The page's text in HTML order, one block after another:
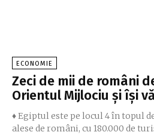
ECONOMIE
Zeci de mii de români
Orientul Mijlociu şi îşi
♦ Egiptul este pe locul 4 în topul
alese de români, cu 180.000 de